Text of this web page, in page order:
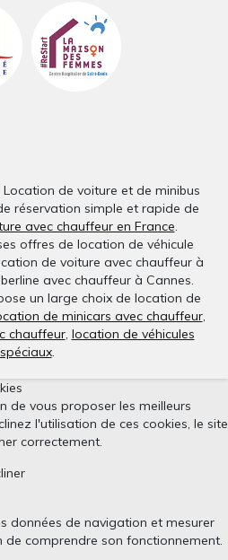
de voiture et de minibus
réservation simple et rapide de
avec chauffeur en France.
offres de location de véhicule
de voiture avec chauffeur à
avec chauffeur à Cannes.
un large choix de location de
de minicars avec chauffeur,
chauffeur, location de véhicules
spéciaux.
de vous proposer les meilleurs
l'utilisation de ces cookies, le site
correctement.
données de navigation et mesurer
comprendre son fonctionnement.